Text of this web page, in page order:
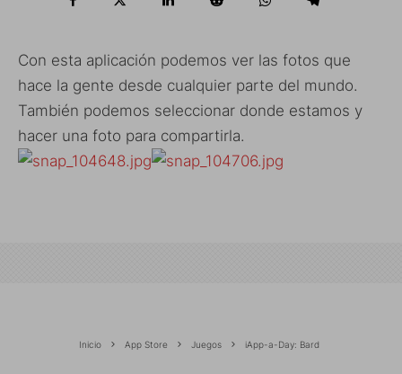
Con esta aplicación podemos ver las fotos que
hace la gente desde cualquier parte del mundo.
También podemos seleccionar donde estamos y
hacer una foto para compartirla.
Inicio App Store Juegos iApp-a-Day: Bard